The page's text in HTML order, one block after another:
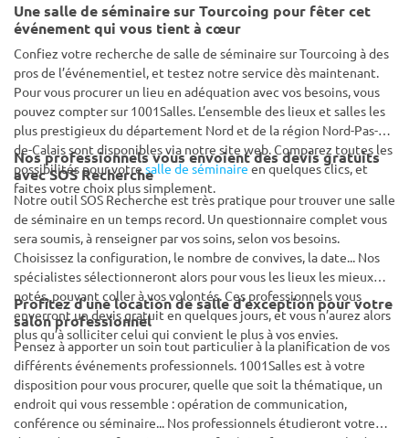
Une salle de séminaire sur Tourcoing pour fêter cet
événement qui vous tient à cœur
Confiez votre recherche de salle de séminaire sur Tourcoing à des
pros de l’événementiel, et testez notre service dès maintenant.
Pour vous procurer un lieu en adéquation avec vos besoins, vous
pouvez compter sur 1001Salles. L’ensemble des lieux et salles les
plus prestigieux du département Nord et de la région Nord-Pas-
de-Calais sont disponibles via notre site web. Comparez toutes les
possibilités pour votresalle de séminaireen quelques clics, et
faites votre choix plus simplement.
Nos professionnels vous envoient des devis gratuits
avec SOS Recherche
Notre outil SOS Recherche est très pratique pour trouver une salle
de séminaire en un temps record. Un questionnaire complet vous
sera soumis, à renseigner par vos soins, selon vos besoins.
Choisissez la configuration, le nombre de convives, la date... Nos
spécialistes sélectionneront alors pour vous les lieux les mieux
notés, pouvant coller à vos volontés. Ces professionnels vous
enverront un devis gratuit en quelques jours, et vous n’aurez alors
plus qu’à solliciter celui qui convient le plus à vos envies.
Profitez d’une location de salle d’exception pour votre
salon professionnel
Pensez à apporter un soin tout particulier à la planification de vos
différents événements professionnels. 1001Salles est à votre
disposition pour vous procurer, quelle que soit la thématique, un
endroit qui vous ressemble : opération de communication,
conférence ou séminaire... Nos professionnels étudieront votre